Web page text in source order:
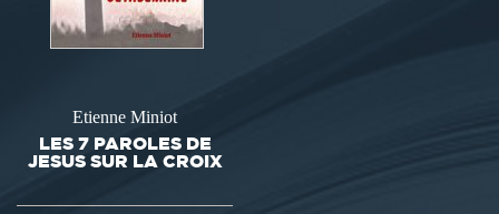
Etienne Miniot
LES 7 PAROLES DE
JESUS SUR LA CROIX